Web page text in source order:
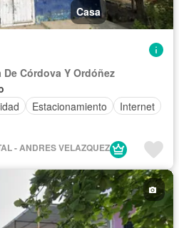
Casa
Córdova Y Ordóñez
Estacionamiento
Internet
- ANDRES VELAZQUEZ